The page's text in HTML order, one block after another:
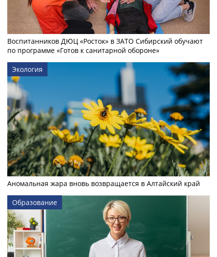
Воспитанников ДЮЦ «Росток» в ЗАТО Сибирский обучают
по программе «Готов к санитарной обороне»
Экология
Аномальная жара вновь возвращается в Алтайский край
Образование